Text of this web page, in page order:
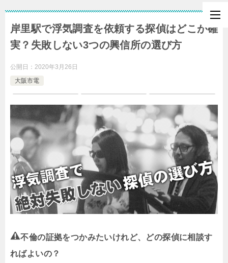
岸里駅で浮気調査を依頼する探偵はどこが確
実？失敗しない3つの興信所の選び方
公開日： 2020年3月26日
大阪市電
不倫の証拠をつかみたいけれど、どの探偵に相談す
ればよいの？